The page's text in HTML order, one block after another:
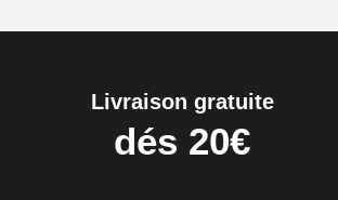
Extracteur de
Livraison gratuite
dés 20€